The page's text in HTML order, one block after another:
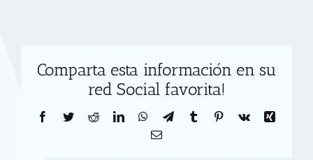
Comparta esta información en su
red Social favorita!
Facebook
TwitterRedditLinkedInWhatsApp
TelegramTumblr Pinterest
Vk
Xing
Correo